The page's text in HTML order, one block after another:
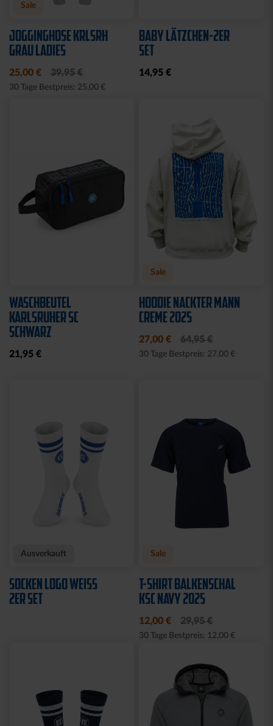
Sale
JOGGINGHOSE KRLSRH
GRAU LADIES
25,00 € 39,95 €
30 Tage Bestpreis: 25,00 €
BABY LÄTZCHEN-2ER
SET
14,95 €
WASCHBEUTEL
KARLSRUHER SC
SCHWARZ
21,95 €
Sale
HOODIE NACKTER MANN
CREME 2025
27,00 € 64,95 €
30 Tage Bestpreis: 27,00 €
Ausverkauft
SOCKEN LOGO WEISS 2
ER SET
Sale
T-SHIRT BALKENSCHAL
KSC NAVY 2025
12,00 € 29,95 €
30 Tage Bestpreis: 12,00 €